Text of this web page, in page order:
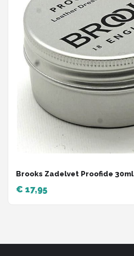
Brooks Zadelvet Proofide 30ml
€ 17,95